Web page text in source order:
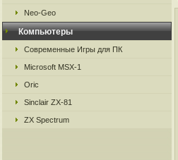
Neo-Geo
Компьютеры
Современные Игры для ПК
Microsoft MSX-1
Oric
Sinclair ZX-81
ZX Spectrum